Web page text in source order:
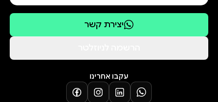
יצירת קשר
עקבו אחרינו